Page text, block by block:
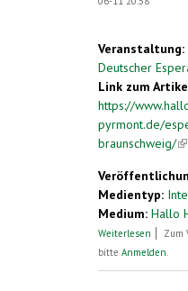
Veranstaltung:
Deutscher
Link zum
https://
pyrmont.de/
braunschweig/
Medientyp:
Medium: Hallo
Weiterlesen überZum
bitte Anmelden.